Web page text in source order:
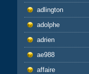
adlington
adolphe
adrien
ae988
affaire